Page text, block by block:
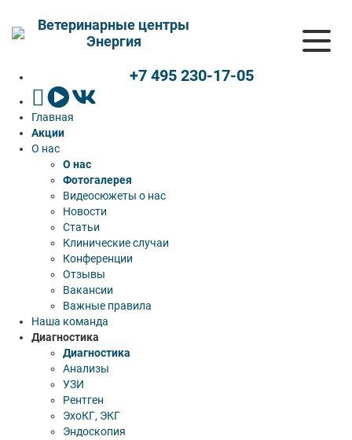
Ветеринарные центры
Энергия
+7 495 230-17-05
Главная
Акции
О нас
О нас
Фотогалерея
Видеосюжеты о нас
Новости
Статьи
Клинические случаи
Конференции
Отзывы
Вакансии
Важные правила
Наша команда
Диагностика
Диагностика
Анализы
УЗИ
Рентген
ЭхоКГ, ЭКГ
Эндоскопия